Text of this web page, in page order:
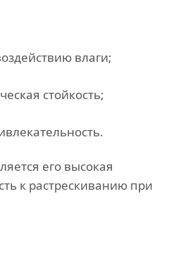
влаги;
стойкость;
его высокая
к растрескиванию при